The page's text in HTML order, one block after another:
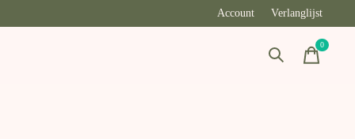
Account Verlanglijst
0items